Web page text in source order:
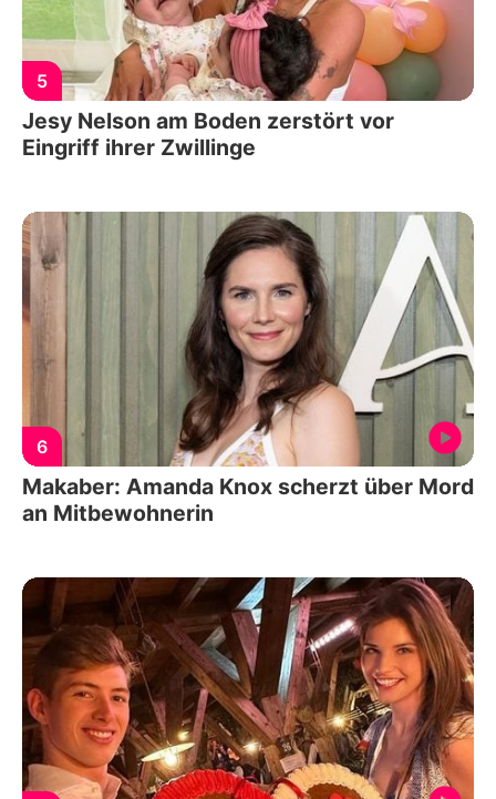
5
Jesy Nelson am Boden zerstört vor
Eingriff ihrer Zwillinge
6
Makaber: Amanda Knox scherzt über Mord
an Mitbewohnerin